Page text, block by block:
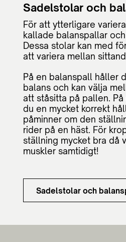
Sadelstolar och
För att ytterligare
kallade balanspallar
Dessa stolar kan med
att variera mellan
På en balanspall håller
balans och kan välja
att ståsitta på pallen.
du en mycket korrekt
påminner om den
rider på en häst. För
ställning mycket bra då
muskler samtidigt!
Sadelstolar och